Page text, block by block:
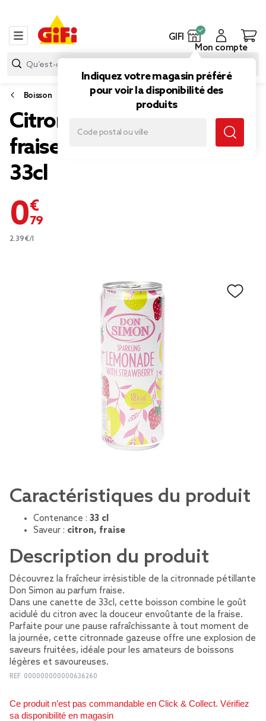
GIFI
Indiquez votre magasin préféré
pour voir la disponibilité des
produits
Mon compte
Boisson
Citronnade pétillante à la
fraise Don Simon canette
33cl
0,79 €
2.39€/l
Caractéristiques du produit
Contenance : 33 cl
Saveur : citron, fraise
Description du produit
Découvrez la fraîcheur irrésistible de la citronnade pétillante
Don Simon au parfum fraise.
Dans une canette de 33cl, cette boisson combine le goût
acidulé du citron avec la douceur envoûtante de la fraise.
Parfaite pour une pause rafraîchissante à tout moment de
la journée, cette citronnade gazeuse offre une explosion de
saveurs fruitées, idéale pour les amateurs de boissons
légères et savoureuses.
REF. 000000000000636260
Ce produit n’est pas commandable en Click & Collect. Vérifiez
sa disponibilité en magasin